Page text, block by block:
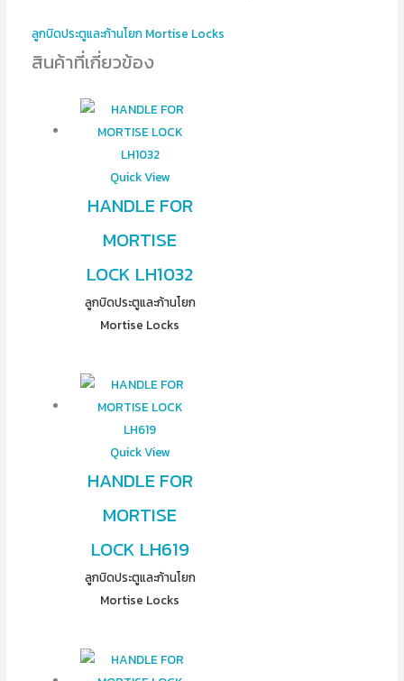
ลูกบิดประตูและก้านโยก Mortise Locks
สินค้าที่เกี่ยวข้อง
Quick View
HANDLE FOR
MORTISE
LOCK LH1032
ลูกบิดประตูและก้านโยก
Mortise Locks
Quick View
HANDLE FOR
MORTISE
LOCK LH619
ลูกบิดประตูและก้านโยก
Mortise Locks